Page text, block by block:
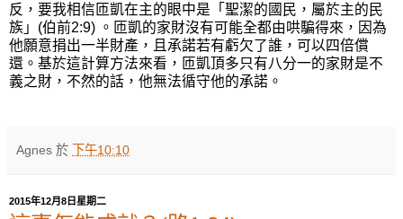
反，要我相信匝凱在主的眼中是「聖潔的國民，屬於主的民
族」(伯前2:9) 。匝凱的家財沒有可能全都由哄騙得來，因為
他願意捐出一半財產，且承諾若有虧欠了誰，可以四倍償
還。基於這計算方法來看，匝凱頂多只有八分一的家財是不
義之財，不然的話，他無法循守他的承諾。
Agnes 於 下午10:10
2015年12月8日星期二